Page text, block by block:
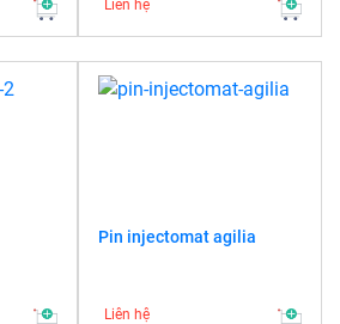
Liên hệ
Pin injectomat agilia
Liên hệ